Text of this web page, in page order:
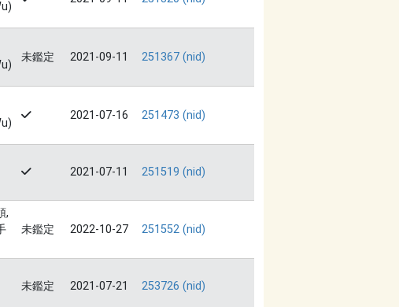
未鑑定 2021-09-11 251367 (nid)
2021-07-16 251473 (nid)
2021-07-11 251519 (nid)
,
未鑑定 2022-10-27 251552 (nid)
未鑑定 2021-07-21 253726 (nid)